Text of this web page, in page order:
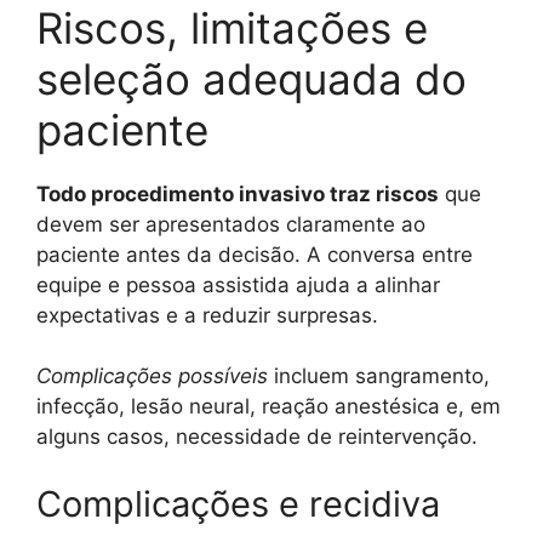
Riscos, limitações e
seleção adequada do
paciente
Todo procedimento invasivo traz riscos que
devem ser apresentados claramente ao
paciente antes da decisão. A conversa entre
equipe e pessoa assistida ajuda a alinhar
expectativas e a reduzir surpresas.
Complicações possíveis incluem sangramento,
infecção, lesão neural, reação anestésica e, em
alguns casos, necessidade de reintervenção.
Complicações e recidiva